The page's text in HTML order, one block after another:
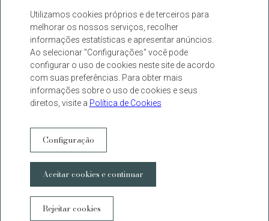
Contato
Agências
Perguntas frequentes
Cookies Warning
Política de Privacidade
Termos legais
facebookinstagram
twitter
DESENVOLVIDO POR GNA HOTEL SOLUTIONS
Utilizamos cookies próprios e de terceiros para
melhorar os nossos serviços, recolher
informações estatísticas e apresentar anúncios.
Ao selecionar "Configurações" você pode
configurar o uso de cookies neste site de acordo
com suas preferências. Para obter mais
informações sobre o uso de cookies e seus
direitos, visite a Política de Cookies
Configuração
Aceitar cookies e continuar
Rejeitar cookies